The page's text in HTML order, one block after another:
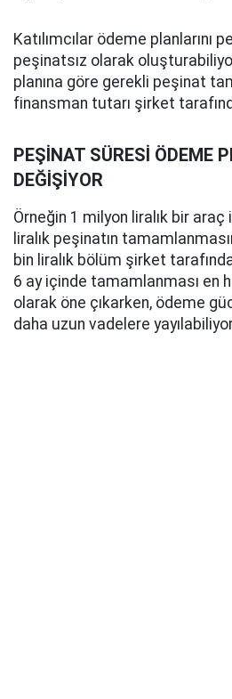
Katılımcılar ödeme planlarını
peşinatsız olarak
planına göre gerekli peşinat
finansman tutarı şirket
PEŞİNAT SÜRESİ ÖDEME
DEĞİŞİYOR
Örneğin 1 milyon liralık bir araç
liralık peşinatın
bin liralık bölüm şirket
6 ay içinde tamamlanması en
olarak öne çıkarken, ödeme
daha uzun vadelere